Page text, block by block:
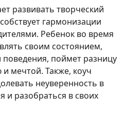
развивать творческий
гармонизации
Ребенок во время
своим состоянием,
поведения, поймет разницу
мечтой. Также, коуч
неуверенность в
и разобраться в своих